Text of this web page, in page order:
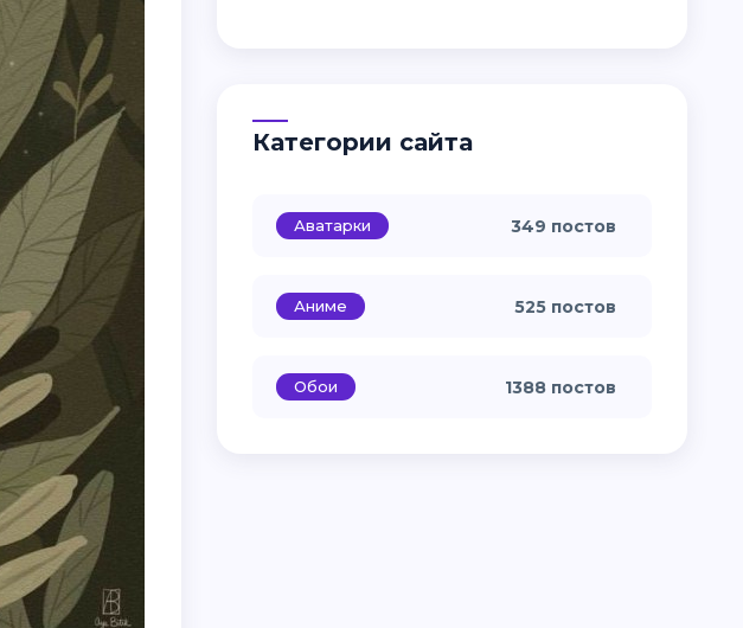
Категории сайта
Аватарки 349 постов
Аниме 525 постов
Обои 1388 постов